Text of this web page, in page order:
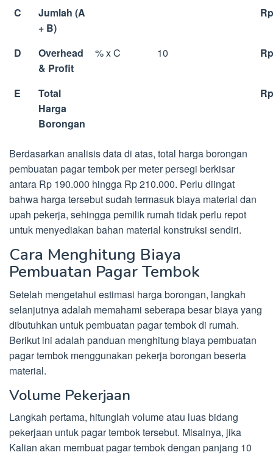
C
Jumlah (A
+ B)
D
Overhead
& Profit
% x C 10
E
Total
Harga
Borongan
Berdasarkan analisis data di atas, total harga borongan
pembuatan pagar tembok per meter persegi berkisar
antara Rp 190.000 hingga Rp 210.000. Perlu diingat
bahwa harga tersebut sudah termasuk biaya material dan
upah pekerja, sehingga pemilik rumah tidak perlu repot
untuk menyediakan bahan material konstruksi sendiri.
Cara Menghitung Biaya
Pembuatan Pagar Tembok
Setelah mengetahui estimasi harga borongan, langkah
selanjutnya adalah memahami seberapa besar biaya yang
dibutuhkan untuk pembuatan pagar tembok di rumah.
Berikut ini adalah panduan menghitung biaya pembuatan
pagar tembok menggunakan pekerja borongan beserta
material.
Volume Pekerjaan
Langkah pertama, hitunglah volume atau luas bidang
pekerjaan untuk pagar tembok tersebut. Misalnya, jika
Kalian akan membuat pagar tembok dengan panjang 10